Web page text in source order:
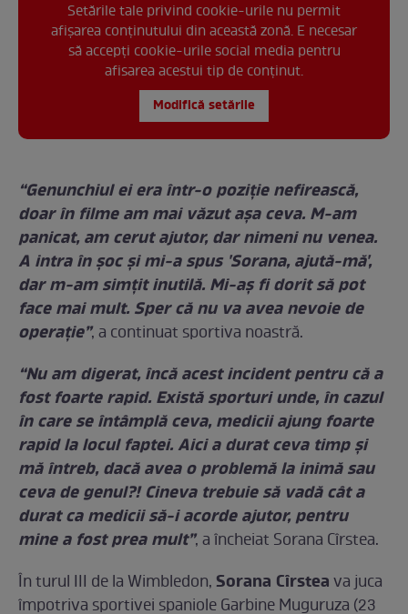
Setările tale privind cookie-urile nu permit
afișarea conținutului din această zonă. E necesar
să accepți cookie-urile social media pentru
afisarea acestui tip de conținut.
Modifică setările
“Genunchiul ei era într-o poziţie nefirească,
doar în filme am mai văzut aşa ceva. M-am
panicat, am cerut ajutor, dar nimeni nu venea.
A intra în şoc şi mi-a spus 'Sorana, ajută-mă',
dar m-am simţit inutilă. Mi-aş fi dorit să pot
face mai mult. Sper că nu va avea nevoie de
operaţie”, a continuat sportiva noastră.
“Nu am digerat, încă acest incident pentru că a
fost foarte rapid. Există sporturi unde, în cazul
în care se întâmplă ceva, medicii ajung foarte
rapid la locul faptei. Aici a durat ceva timp şi
mă întreb, dacă avea o problemă la inimă sau
ceva de genul?! Cineva trebuie să vadă cât a
durat ca medicii să-i acorde ajutor, pentru
mine a fost prea mult”, a încheiat Sorana Cîrstea.
În turul III de la Wimbledon, Sorana Cîrsteava juca
împotriva sportivei spaniole Garbine Muguruza (23